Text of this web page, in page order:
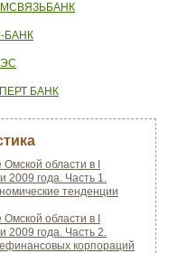
БАНК
БАНК
Омской области в I
2009 года. Часть 1.
тенденции
Омской области в I
2009 года. Часть 2.
корпораций